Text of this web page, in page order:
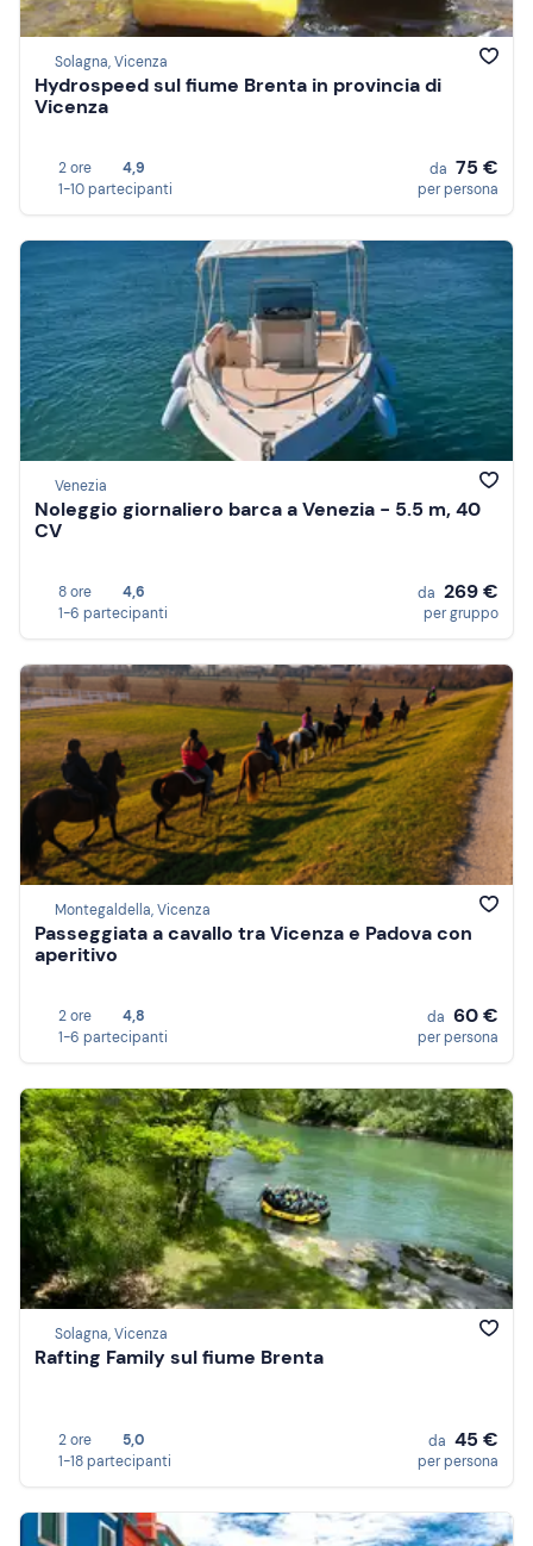
Solagna, Vicenza
Hydrospeed sul fiume Brenta in provincia di
Vicenza
2 ore
4,9
1-10 partecipanti
da 75 €
per persona
Venezia
Noleggio giornaliero barca a Venezia - 5.5 m, 40
CV
8 ore
4,6
1-6 partecipanti
da 269 €
per gruppo
Montegaldella, Vicenza
Passeggiata a cavallo tra Vicenza e Padova con
aperitivo
2 ore
4,8
1-6 partecipanti
da 60 €
per persona
Solagna, Vicenza
Rafting Family sul fiume Brenta
2 ore
5,0
1-18 partecipanti
da 45 €
per persona